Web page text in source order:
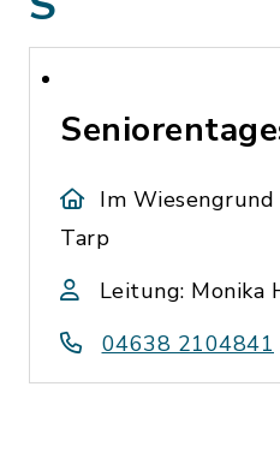
Im
Tarp
Leitung: Monika
04638 2104841